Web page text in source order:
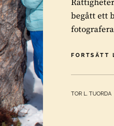
begått ett
FORTSÄTT
BY
TOR L. TUORDA